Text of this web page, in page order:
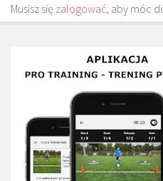
Sklep
Plany treningowe
Aplikacja Pro Training
Sprzęt treningowy
Kontakt
O nas
Musisz się zalogować , aby móc